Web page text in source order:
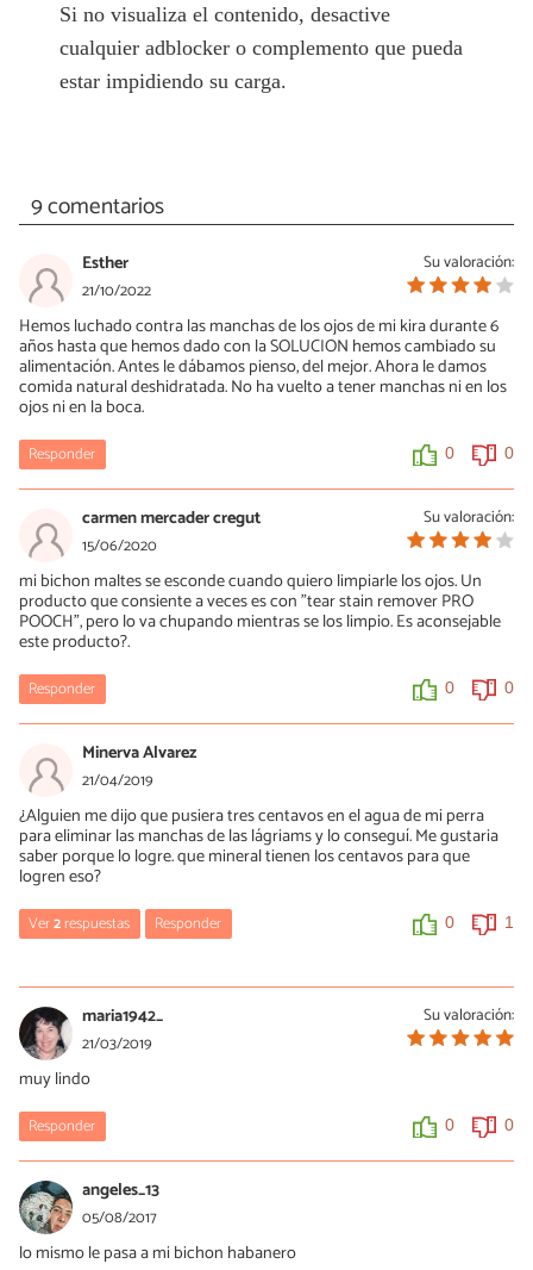
Si no visualiza el contenido, desactive
cualquier adblocker o complemento que pueda
estar impidiendo su carga.
9 comentarios
Su valoración:
Esther
21/10/2022
Hemos luchado contra las manchas de los ojos de mi kira durante 6
años hasta que hemos dado con la SOLUCION hemos cambiado su
alimentación. Antes le dábamos pienso, del mejor. Ahora le damos
comida natural deshidratada. No ha vuelto a tener manchas ni en los
ojos ni en la boca.
Responder 0 0
Su valoración:
carmen mercader cregut
15/06/2020
mi bichon maltes se esconde cuando quiero limpiarle los ojos. Un
producto que consiente a veces es con "tear stain remover PRO
POOCH", pero lo va chupando mientras se los limpio. Es aconsejable
este producto?.
Responder 0 0
Minerva Alvarez
21/04/2019
¿Alguien me dijo que pusiera tres centavos en el agua de mi perra
para eliminar las manchas de las lágriams y lo conseguí. Me gustaria
saber porque lo logre. que mineral tienen los centavos para que
logren eso?
Ver2respuestas Responder 0 1
14/02/2020
Hola minerva, me podrias contar si te siguio funcionando y como
es el proceso para mi perrito maltes, gracias por tu ayuda.
27/04/2020
Hola es verdad lo de los. Centavos?
Su valoración:
maria1942_
21/03/2019
muy lindo
Responder 0 0
angeles_13
05/08/2017
lo mismo le pasa a mi bichon habanero